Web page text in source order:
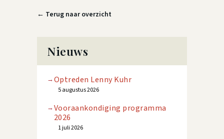
← Terug naar overzicht
Nieuws
Optreden Lenny Kuhr
5 augustus 2026
Vooraankondiging programma
2026
1 juli 2026